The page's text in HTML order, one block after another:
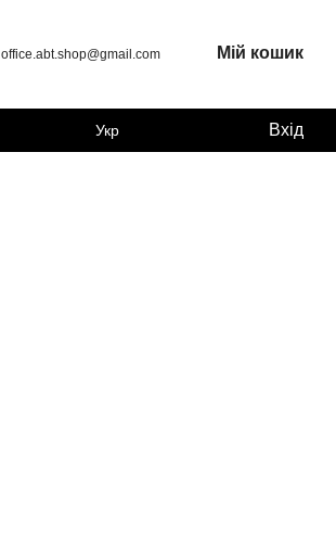
office.abt.shop@gmail.com Мій кошик
Укр Вхід